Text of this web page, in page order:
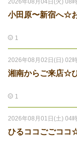
2026年08月04日(火) 08
小田原〜新宿へ☆
1
2026年08月02日(日) 02
湘南からご来店☆
1
2026年08月01日(土) 04
ひるココごごココ